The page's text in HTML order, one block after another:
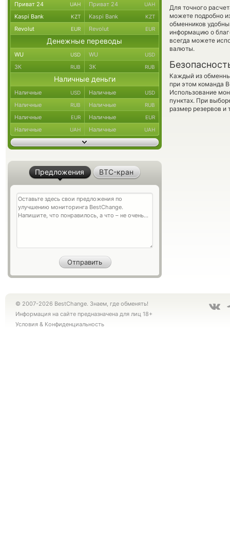
Для точного
можете подробно
обменников
информацию о
всегда можете
валюты.
Каждый из
при этом команда
Использование
пунктах. При
размер резервов и
Приват 24 UAH Приват 24 UAH
Kaspi Bank KZT Kaspi Bank KZT
Revolut EUR Revolut EUR
Денежные переводы
WU USD WU USD
ЗК RUB ЗК RUB
Наличные деньги
Наличные USD Наличные USD
Наличные RUB Наличные RUB
Наличные EUR Наличные EUR
Наличные UAH Наличные UAH
Предложения BTC-кран
© 2007-2026 BestChange. Знаем, где обменять!
Информация на сайте предназначена для лиц 18+
Условия & Конфиденциальность